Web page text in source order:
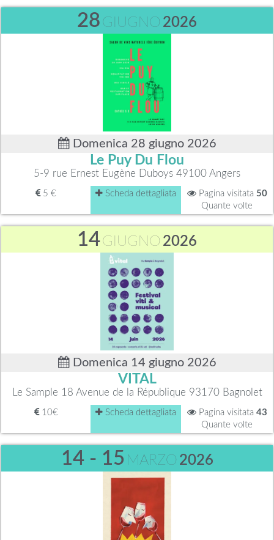
28 GIUGNO 2026
Domenica 28 giugno 2026
Le Puy Du Flou
5-9 rue Ernest Eugène Duboys 49100 Angers
5 € Scheda dettagliata Pagina visitata 50
Quante volte
14GIUGNO 2026
Domenica 14 giugno 2026
VITAL
Le Sample 18 Avenue de la République 93170 Bagnolet
10€ Scheda dettagliata Pagina visitata 43
Quante volte
14 - 15 MARZO 2026